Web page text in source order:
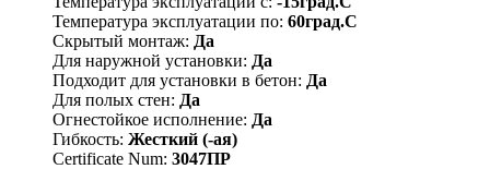
Температура эксплуатации по: 60град.C
Скрытый монтаж: Да
Для наружной установки: Да
Подходит для установки в бетон: Да
Для полых стен: Да
Огнестойкое исполнение: Да
Гибкость: Жесткий (-ая)
Certificate Num: 3047ПР